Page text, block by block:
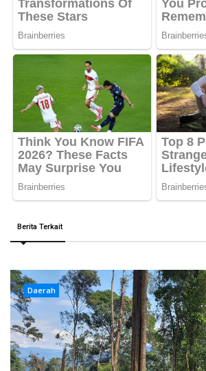
Berita Terkait
Daerah